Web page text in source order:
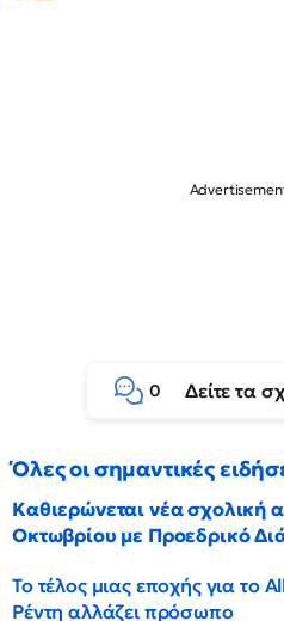
0 Δείτε τα
Όλες οι σημαντικές
Καθιερώνεται νέα σχολική
Οκτωβρίου με Προεδρικό
Το τέλος μιας εποχής για το
Ρέντη αλλάζει πρόσωπο